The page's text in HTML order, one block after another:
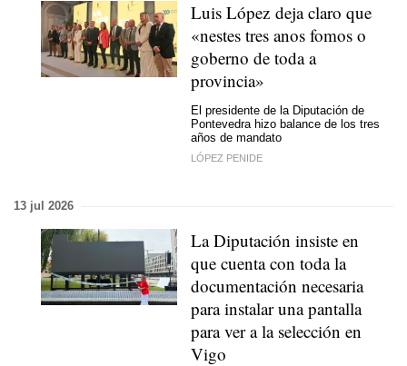
Luis López deja claro que
«nestes tres anos fomos o
goberno de toda a
provincia»
El presidente de la Diputación de
Pontevedra hizo balance de los tres
años de mandato
LÓPEZ PENIDE
13 jul 2026
La Diputación insiste en
que cuenta con toda la
documentación necesaria
para instalar una pantalla
para ver a la selección en
Vigo